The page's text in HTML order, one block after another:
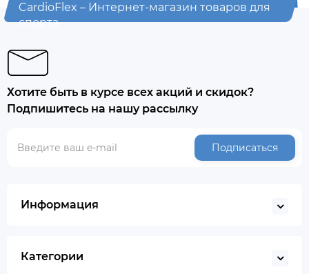
CardioFlex – Интернет-магазин товаров для
спорта
Хотите быть в курсе всех акций и скидок?
Подпишитесь на нашу рассылку
Подписаться
Информация
Категории